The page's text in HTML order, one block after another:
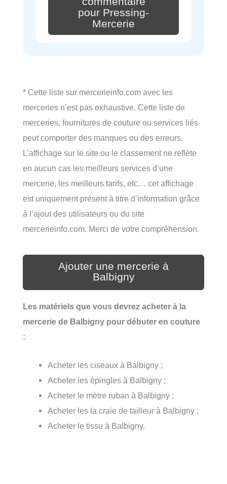
pour Pressing-
Mercerie
* Cette liste sur mercerieinfo.com avec les
merceries n’est pas exhaustive. Cette liste de
merceries, fournitures de couture ou services liés
peut comporter des manques ou des erreurs.
L’affichage sur le site ou le classement ne reflète
en aucun cas les meilleurs services d’une
mercerie, les meilleurs tarifs, etc… cet affichage
est uniquement présent à titre d’information grâce
à l’ajout des utilisateurs ou du site
mercerieinfo.com. Merci de votre compréhension.
Ajouter une mercerie à
Balbigny
Les matériels que vous devrez acheter à la
mercerie de Balbigny pour débuter en couture
:
Acheter les ciseaux à Balbigny ;
Acheter les épingles à Balbigny ;
Acheter le mètre ruban à Balbigny ;
Acheter les la craie de tailleur à Balbigny ;
Acheter le tissu à Balbigny.